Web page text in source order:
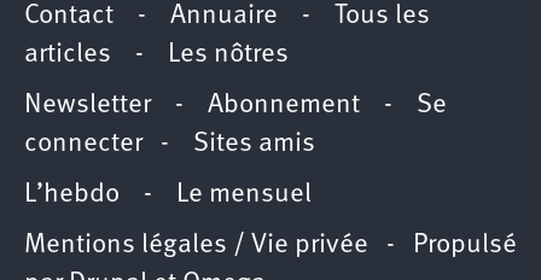
Contact - Annuaire -
Tous les
articles - Les nôtres
Newsletter- Abonnement - Se
connecter- Sites amis
L’hebdo - Le mensuel
Mentions légales / Vie privée - Propulsé